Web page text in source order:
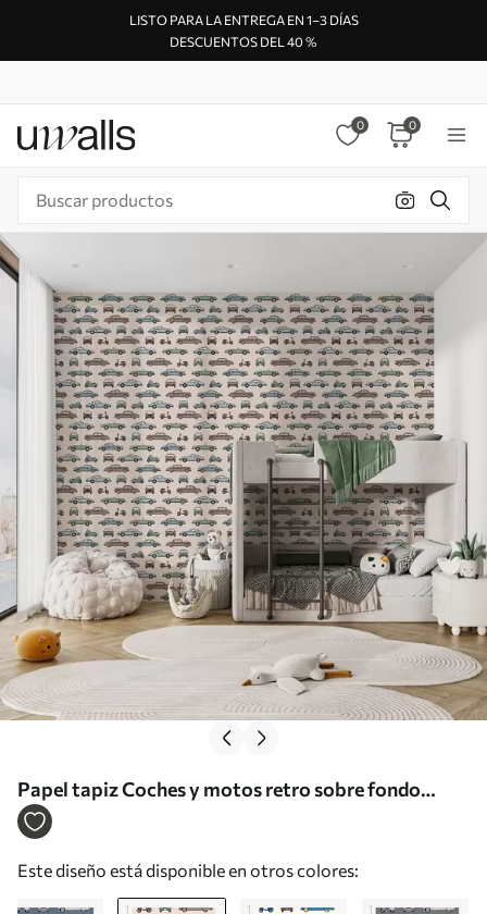
LISTO PARA LA ENTREGA EN 1–3 DÍAS
DESCUENTOS DEL 40 %
0 0
Papel tapiz Coches y motos retro sobre fondo
beige Nr. a01178v1
Este diseño está disponible en otros colores: